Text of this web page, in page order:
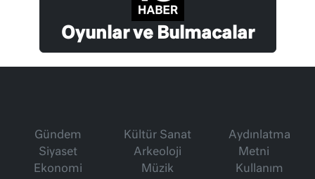
Oyunlar ve Bulmacalar
Gündem
Siyaset
Ekonomi
Kültür Sanat
Arkeoloji
Müzik
Aydınlatma
Metni
Kullanım